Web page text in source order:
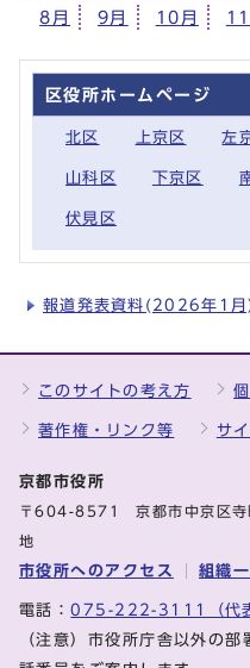
8月 9月 10月
区役所ホームページ
北区 上京区 左
山科区 下京区
伏見区
報道発表資料(2026年1月
このサイトの考え方
著作権・リンク等 サ
京都市役所
〒604-8571 京都市中京区寺
地
市役所へのアクセス 組織
電話：075-222-3111（代
（注意）市役所庁舎以外の